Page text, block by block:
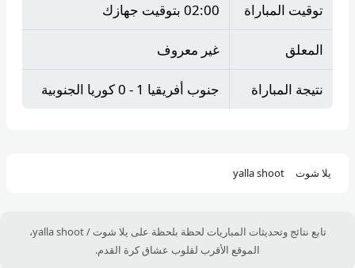
توقيت المباراة 02:00 بتوقيت جهازك
المعلق غير معروف
نتيجة المباراة جنوب أفريقيا 1 - 0 كوريا الجنوبية
يلا شوت yalla shoot
تابع نتائج وتحديثات المباريات لحظة بلحظة على يلا شوت / yalla shoot،
الموقع الأقرب لقلوب عشاق كرة القدم.